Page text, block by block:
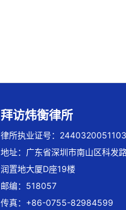
拜访炜衡律所
律所执业证号：
地址：广东省深圳市南山区科发
润置地大厦D座19楼
邮编：518057
传真：+86-0755-82984599